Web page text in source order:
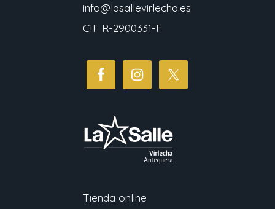
info@lasallevirlecha.es
CIF R-2900331-F
Tienda online